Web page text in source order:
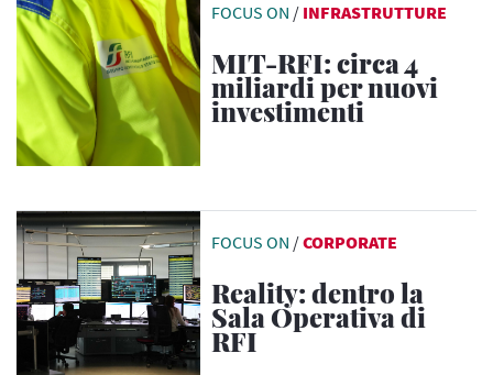
FOCUS ON / INFRASTRUTTURE
MIT-RFI: circa 4
miliardi per nuovi
investimenti
FOCUS ON /CORPORATE
Reality: dentro la
Sala Operativa di
RFI